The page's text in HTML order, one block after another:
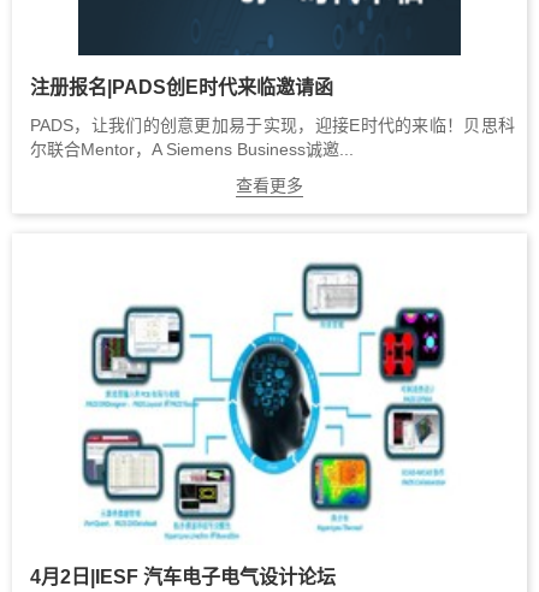
注册报名|PADS创E时代来临邀请函
PADS，让我们的创意更加易于实现，迎接E时代的来临！贝思科
尔联合Mentor，A Siemens Business诚邀...
查看更多
4月2日|IESF 汽车电子电气设计论坛